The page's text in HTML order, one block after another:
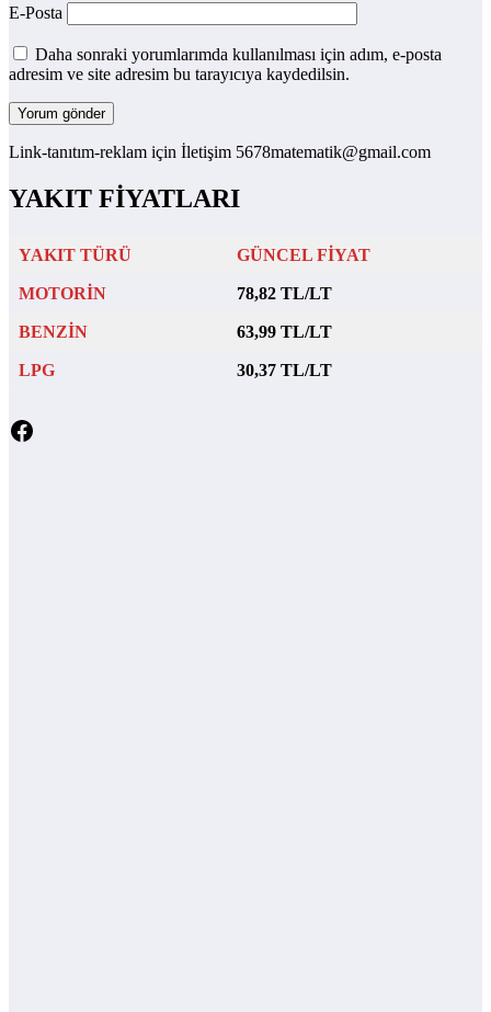
E-Posta
Daha sonraki yorumlarımda kullanılması için adım, e-posta
adresim ve site adresim bu tarayıcıya kaydedilsin.
Link-tanıtım-reklam için İletişim 5678matematik@gmail.com
YAKIT FİYATLARI
YAKIT TÜRÜ GÜNCEL FİYAT
MOTORİN 78,82 TL/LT
BENZİN 63,99 TL/LT
LPG 30,37 TL/LT
Facebook